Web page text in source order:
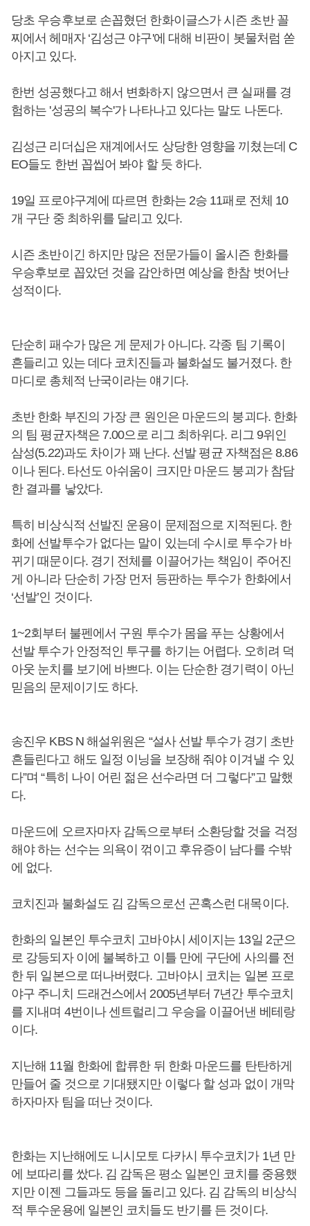
당초 우승후보로 손꼽혔던 한화이글스가 시즌 초반 꼴
찌에서 헤매자 ‘김성근 야구'에 대해 비판이 봇물처럼 쏟
아지고 있다.
한번 성공했다고 해서 변화하지 않으면서 큰 실패를 경
험하는 '성공의 복수'가 나타나고 있다는 말도 나돈다.
김성근 리더십은 재계에서도 상당한 영향을 끼쳤는데 C
EO들도 한번 꼽씹어 봐야 할 듯 하다.
19일 프로야구계에 따르면 한화는 2승 11패로 전체 10
개 구단 중 최하위를 달리고 있다.
시즌 초반이긴 하지만 많은 전문가들이 올시즌 한화를
우승후보로 꼽았던 것을 감안하면 예상을 한참 벗어난
성적이다.
단순히 패수가 많은 게 문제가 아니다. 각종 팀 기록이
흔들리고 있는 데다 코치진들과 불화설도 불거졌다. 한
마디로 총체적 난국이라는 얘기다.
초반 한화 부진의 가장 큰 원인은 마운드의 붕괴다. 한화
의 팀 평균자책은 7.00으로 리그 최하위다. 리그 9위인
삼성(5.22)과도 차이가 꽤 난다. 선발 평균 자책점은 8.86
이나 된다. 타선도 아쉬움이 크지만 마운드 붕괴가 참담
한 결과를 낳았다.
특히 비상식적 선발진 운용이 문제점으로 지적된다. 한
화에 선발투수가 없다는 말이 있는데 수시로 투수가 바
뀌기 때문이다. 경기 전체를 이끌어가는 책임이 주어진
게 아니라 단순히 가장 먼저 등판하는 투수가 한화에서
‘선발’인 것이다.
1~2회부터 불펜에서 구원 투수가 몸을 푸는 상황에서
선발 투수가 안정적인 투구를 하기는 어렵다. 오히려 덕
아웃 눈치를 보기에 바쁘다. 이는 단순한 경기력이 아닌
믿음의 문제이기도 하다.
송진우 KBS N 해설위원은 “설사 선발 투수가 경기 초반
흔들린다고 해도 일정 이닝을 보장해 줘야 이겨낼 수 있
다”며 “특히 나이 어린 젊은 선수라면 더 그렇다”고 말했
다.
마운드에 오르자마자 감독으로부터 소환당할 것을 걱정
해야 하는 선수는 의욕이 꺾이고 후유증이 남다를 수밖
에 없다.
코치진과 불화설도 김 감독으로선 곤혹스런 대목이다.
한화의 일본인 투수코치 고바야시 세이지는 13일 2군으
로 강등되자 이에 불복하고 이틀 만에 구단에 사의를 전
한 뒤 일본으로 떠나버렸다. 고바야시 코치는 일본 프로
야구 주니치 드래건스에서 2005년부터 7년간 투수코치
를 지내며 4번이나 센트럴리그 우승을 이끌어낸 베테랑
이다.
지난해 11월 한화에 합류한 뒤 한화 마운드를 탄탄하게
만들어 줄 것으로 기대됐지만 이렇다 할 성과 없이 개막
하자마자 팀을 떠난 것이다.
한화는 지난해에도 니시모토 다카시 투수코치가 1년 만
에 보따리를 쌌다. 김 감독은 평소 일본인 코치를 중용했
지만 이젠 그들과도 등을 돌리고 있다. 김 감독의 비상식
적 투수운용에 일본인 코치들도 반기를 든 것이다.